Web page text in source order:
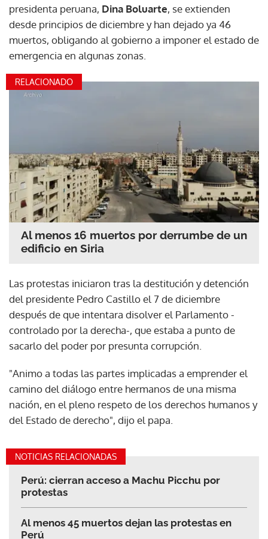
presidenta peruana, Dina Boluarte, se extienden
desde principios de diciembre y han dejado ya 46
muertos, obligando al gobierno a imponer el estado de
emergencia en algunas zonas.
RELACIONADO
Al menos 16 muertos por derrumbe de un
edificio en Siria
Las protestas iniciaron tras la destitución y detención
del presidente Pedro Castillo el 7 de diciembre
después de que intentara disolver el Parlamento -
controlado por la derecha-, que estaba a punto de
sacarlo del poder por presunta corrupción.
"Animo a todas las partes implicadas a emprender el
camino del diálogo entre hermanos de una misma
nación, en el pleno respeto de los derechos humanos y
del Estado de derecho", dijo el papa.
NOTICIAS RELACIONADAS
Perú: cierran acceso a Machu Picchu por
protestas
Al menos 45 muertos dejan las protestas en
Perú